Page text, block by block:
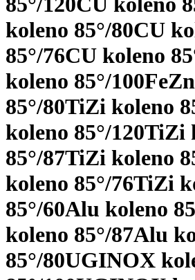
koleno 85°/80CU
85°/76CU koleno
koleno 85°/100
85°/80TiZi koleno
koleno 85°/120TiZi
85°/87TiZi koleno
koleno 85°/76TiZi
85°/60Alu koleno
koleno 85°/87Alu
85°/80UGINOX